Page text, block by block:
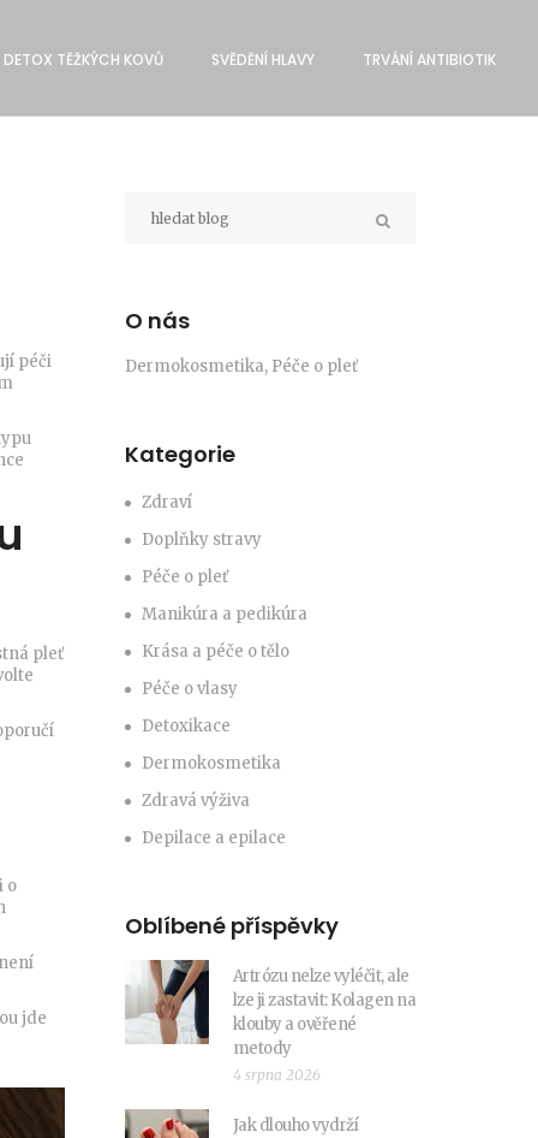
DETOX TĚŽKÝCH KOVŮ SVĔDĚNÍ HLAVY TRVÁNÍ ANTIBIOTIK
péči
pleť
o
jde
O nás
Dermokosmetika, Péče o pleť
Kategorie
Zdraví
Doplňky stravy
Péče o pleť
Manikúra a pedikúra
Krása a péče o tělo
Péče o vlasy
Detoxikace
Dermokosmetika
Zdravá výživa
Depilace a epilace
Oblíbené příspěvky
Artrózu nelze vyléčit, ale
lze ji zastavit: Kolagen na
klouby a ověřené
metody
4 srpna 2026
Jak dlouho vydrží